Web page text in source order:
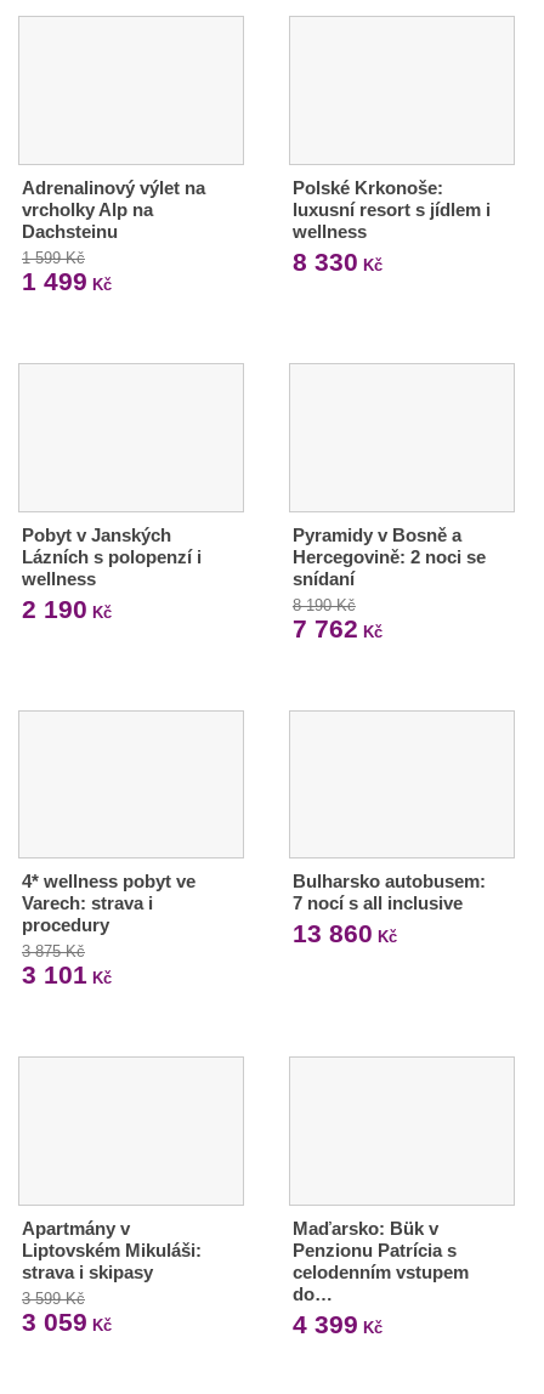
Adrenalinový výlet na
vrcholky Alp na
Dachsteinu
1 599 Kč
1 499 Kč
Polské Krkonoše:
luxusní resort s jídlem i
wellness
8 330 Kč
Pobyt v Janských
Lázních s polopenzí i
wellness
2 190 Kč
Pyramidy v Bosně a
Hercegovině: 2 noci se
snídaní
8 190 Kč
7 762 Kč
4* wellness pobyt ve
Varech: strava i
procedury
3 875 Kč
3 101 Kč
Bulharsko autobusem:
7 nocí s all inclusive
13 860 Kč
Apartmány v
Liptovském Mikuláši:
strava i skipasy
3 599 Kč
3 059 Kč
Maďarsko: Bük v
Penzionu Patrícia s
celodenním vstupem
do…
4 399 Kč